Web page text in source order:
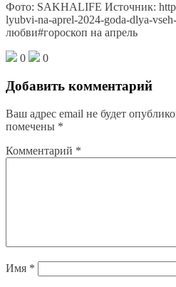
Фото: SAKHALIFE Источник:
lyubvi-na-aprel-2024-goda-dlya-
любви#гороскоп на апрель
0 0
Добавить комментарий
Ваш адрес email не будет
помечены *
Комментарий *
Имя *